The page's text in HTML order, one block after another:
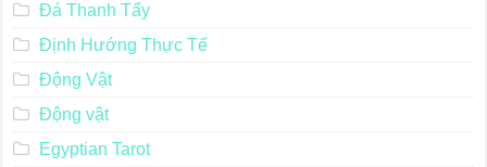
Đá Thanh Tẩy
Định Hướng Thực Tế
Động Vật
Động vật
Egyptian Tarot